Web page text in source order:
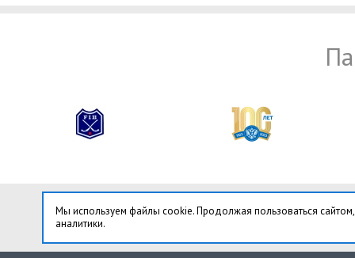
Мы используем файлы cookie. Продолжая пользоваться
аналитики.